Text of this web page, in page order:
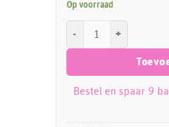
Op voorraad
Bestel en spaar 9